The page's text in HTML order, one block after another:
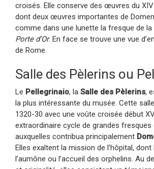
croisés. Elle conserve des œuvres du
dont deux œuvres importantes de
comme dans une lunette la fresque de la
Porte d’Or. En face se trouve une vue
de Rome.
Salle des Pèlerins ou
Le Pellegrinaio, la Salle des Pèlerins,
la plus intéressante du musée. Cette
1320-30 avec une voûte croisée début
extraordinaire cycle de grandes fresques
auxquelles contribua principalement
Elles exaltent la mission de l’hôpital,
l’aumône ou l’accueil des orphelins. Au